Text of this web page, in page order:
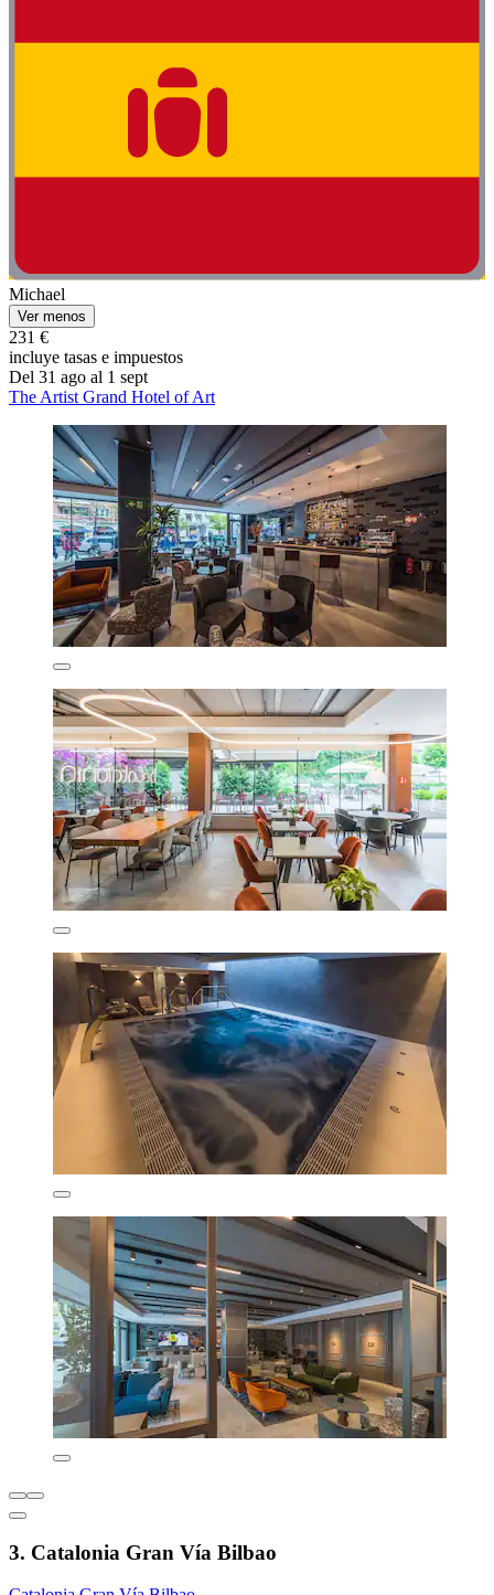
Michael
Ver menos
231 €
incluye tasas e impuestos
Del 31 ago al 1 sept
The Artist Grand Hotel of Art
3. Catalonia Gran Vía Bilbao